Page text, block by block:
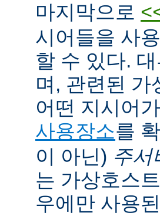
마지막으로
시어들을 사
할 수 있다.
며, 관련된 가
어떤 지시어
사용장소를
이 아닌) 주서
는 가상호스
우에만 사용